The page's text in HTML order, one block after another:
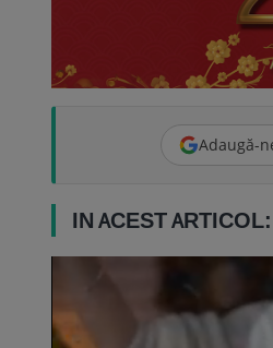
Adaugă-
IN ACEST ARTICOL: